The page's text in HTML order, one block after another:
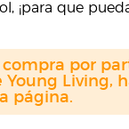
¡para que
por
Living,
página.